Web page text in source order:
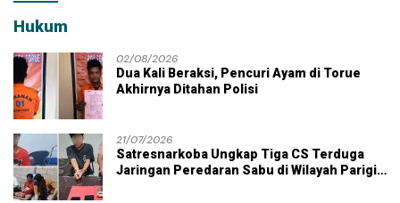
Hukum
02/08/2026
Dua Kali Beraksi, Pencuri Ayam di Torue
Akhirnya Ditahan Polisi
21/07/2026
Satresnarkoba Ungkap Tiga CS Terduga
Jaringan Peredaran Sabu di Wilayah Parigi